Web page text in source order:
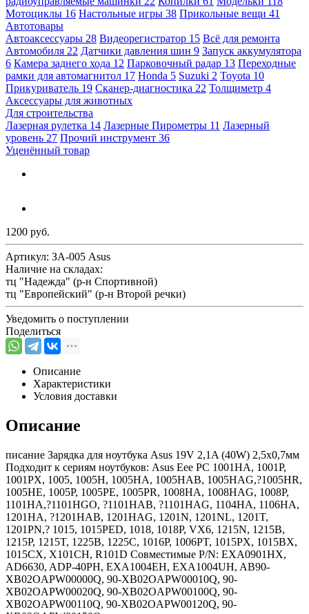
Мотоциклы 16 Настольные игры 38 Прикольные вещи 41
Автотовары
Автоаксессуары 28 Видеорегистратор 15 Всё для ремонта
Автомобиля 22 Датчики давления шин 9 Запуск аккумулятора
6 Камера заднего хода 12 Парковочный радар 13 Переходные
рамки для автомагнитол 17 Honda 5 Suzuki 2 Toyota 10
Прикуриватель 19 Сканер-диагностика 22 Толщиметр 4
Аксессуары для животных
Для строительства
Лазерная рулетка 14 Лазерные Пирометры 11 Лазерный
уровень 27 Прочий инструмент 36
Уценённый товар
1200 руб.
Артикул: ЗА-005 Asus
Наличие на складах:
тц "Надежда" (р-н Спортивной)
тц "Европейский" (р-н Второй речки)
Уведомить о поступлении
Поделиться
Описание
Характеристики
Условия доставки
Описание
писание Зарядка для ноутбука Asus 19V 2,1A (40W) 2,5x0,7мм
Подходит к сериям ноутбуков: Asus Eee PC 1001HA, 1001P,
1001PX, 1005, 1005H, 1005HA, 1005HAB, 1005HAG,?1005HR,
1005HE, 1005P, 1005PE, 1005PR, 1008HA, 1008HAG, 1008P,
1101HA,?1101HGO, ?1101HAB, ?1101HAG, 1104HA, 1106HA,
1201HA, ?1201HAB, 1201HAG, 1201N, 1201NL, 1201T,
1201PN,? 1015, 1015PED, 1018, 1018P, VX6, 1215N, 1215B,
1215P, 1215T, 1225B, 1225C, 1016P, 1006PT, 1015PX, 1015BX,
1015CX, X101CH, R101D Совместимые P/N: EXA0901HX,
AD6630, ADP-40PH, EXA1004EH, EXA1004UH, AB90-
XB02OAPW00000Q, 90-XB02OAPW00010Q, 90-
XB02OAPW00020Q, 90-XB02OAPW00100Q, 90-
XB02OAPW00110Q, 90-XB02OAPW00120Q, 90-